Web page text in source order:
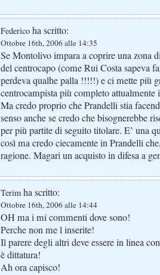
Federico ha scritto:
Ottobre 16th, 2006 alle 14:35
Se Montolivo impara a coprire una zona
del centrocapo (come Rui Costa sapeva
perdeva qualhe palla !!!!!) e ci mette più
centrocampista più completo
Ma credo proprio che Prandelli stia
senso anche se credo che bisognerebbe
per più partite di seguito titolare. E’ una
così ma credo ciecamente in Prandelli
ragione. Magari un acquisto in difesa a
Terim ha scritto:
Ottobre 16th, 2006 alle 14:44
OH ma i mi commenti dove sono!
Perche non me l inserite!
Il parere degli altri deve essere in linea
è dittatura!
Ah ora capisco!